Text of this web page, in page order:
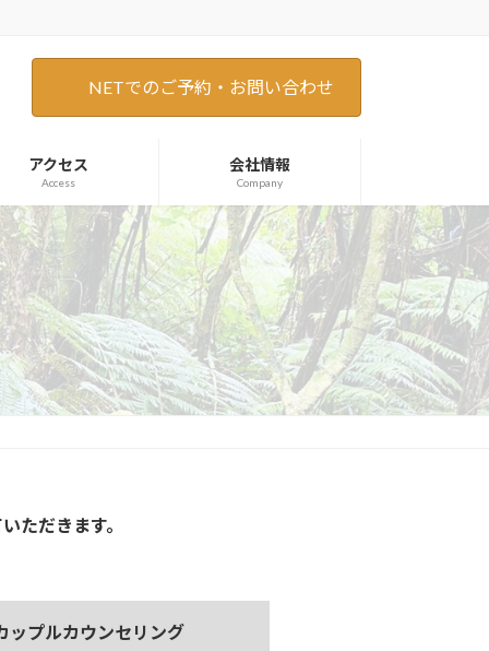
NETでのご予約・お問い合わせ
アクセス
Access
会社情報
Company
ただきます。
ップルカウンセリング